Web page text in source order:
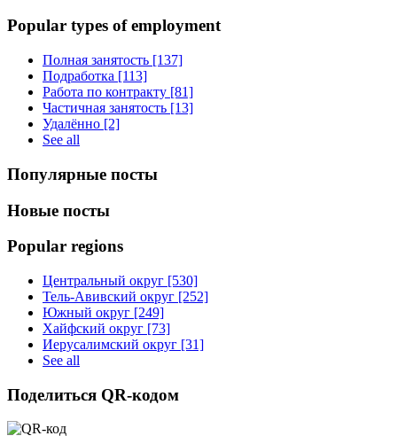
Popular types of employment
Полная занятость [137]
Подработка [113]
Работа по контракту [81]
Частичная занятость [13]
Удалённо [2]
See all
Популярные посты
Новые посты
Popular regions
Центральный округ [530]
Тель-Авивский округ [252]
Южный округ [249]
Хайфский округ [73]
Иерусалимский округ [31]
See all
Поделиться QR-кодом